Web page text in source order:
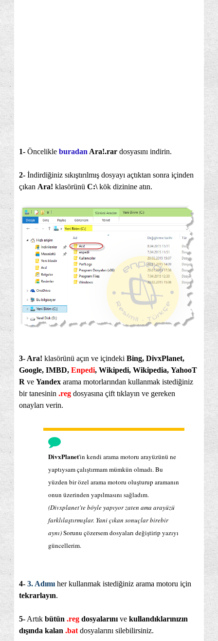
1- Öncelikle buradan Ara!.rar dosyasını indirin.
2- İndirdiğiniz sıkıştırılmış dosyayı açtıktan sonra içinden
çıkan Ara! klasörünü C:\kök dizinine atın.
3- Ara! klasörünü açın ve içindeki Bing, DivxPlanet,
Google, IMBD, Enpedi, Wikipedi, Wikipedia, YahooT
R ve Yandex arama motorlarından kullanmak istediğiniz
bir tanesinin .reg dosyasına çift tıklayın ve gereken
onayları verin.
DivxPlanet'in kendi arama motoru arayüzünü ne
yaptıysam çalıştırmam mümkün olmadı. Bu
yüzden bir özel arama motoru oluşturup aramanın
onun üzerinden yapılmasını sağladım.
(Divxplanet'te böyle yapıyor zaten ama arayüzü
farklılaştırmışlar. Yani çıkan sonuçlar birebir
aynı)Sorunu çözersem dosyaları değiştirip yazıyı
güncellerim.
4- 3. Adımı her kullanmak istediğiniz arama motoru için
tekrarlayın.
5- Artık bütün .reg dosyalarını ve kullandıklarınızın
dışında kalan .bat dosyalarını silebilirsiniz.